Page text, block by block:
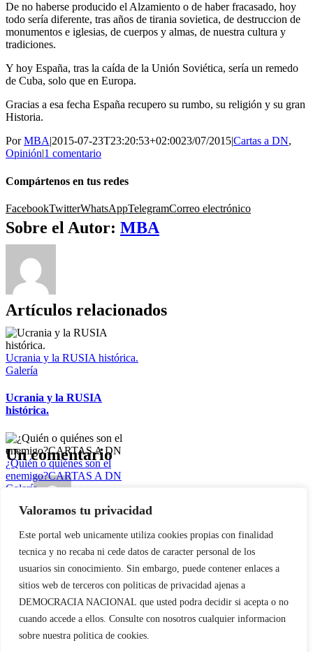
Valoramos tu privacidad
Este portal web unicamente utiliza cookies propias con finalidad
tecnica y no recaba ni cede datos de caracter personal de los
usuarios sin conocimiento. Sin embargo, puede contener enlaces a
sitios web de terceros con politicas de privacidad ajenas a
DEMOCRACIA NACIONAL que usted podra decidir si acepta o no
cuando accede a ellos. Consulte con nosotros cualquier informacion
sobre nuestra politica de cookies.
De no haberse producido el Alzamiento o de haber fracasado, hoy
todo sería diferente, tras años de tirania sovietica, de destruccion de
monumentos e iglesias, de cuerpos y almas, de nuestra cultura y
tradiciones.
Y hoy España, tras la caída de la Unión Soviética, sería un remedo
de Cuba, solo que en Europa.
Gracias a esa fecha España recupero su rumbo, su religión y su gran
Historia.
PorMBA|2015-07-23T23:20:53+02:0023/07/2015|Cartas a DN,
Opinión|1 comentario
Compártenos en tus redes
FacebookTwitterWhatsAppTelegramCorreo electrónico
Sobre el Autor: MBA
Artículos relacionados
Ucrania y la RUSIA histórica.
Galería
Ucrania y la RUSIA
histórica.
¿Quién o quiénes son el
enemigo?CARTAS A DN
Galería
¿Quién o quiénes son el
CARTAS A DN
ETA política.10 años del falso
sin de ETA militar.
Galería
Un comentario
En línea con el artículo, hablando claro de un asunto
alarmante: La violencia de origen extracomunitario en
España.¿Nos odian? http://selectodigital.es/?p=1076
Deja tu comentario
Comentar